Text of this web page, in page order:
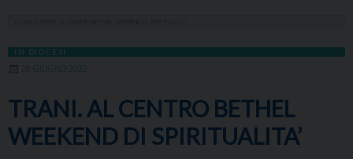
IN DIOCESI
28 GIUGNO 2022
TRANI. AL CENTRO BETHEL
WEEKEND DI SPIRITUALITA’